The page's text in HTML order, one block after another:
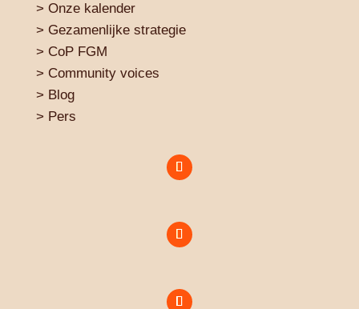
> Onze kalender
> Gezamenlijke strategie
> CoP FGM
> Community voices
> Blog
> Pers